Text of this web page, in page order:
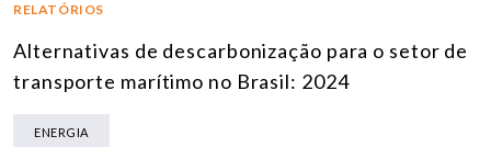
RELATÓRIOS
Alternativas de descarbonização para o setor de
transporte marítimo no Brasil: 2024
ENERGIA